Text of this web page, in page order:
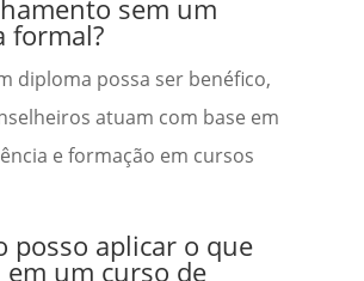
sem um
formal?
diploma possa ser benéfico,
atuam com base em
e formação em cursos
posso aplicar o que
um curso de